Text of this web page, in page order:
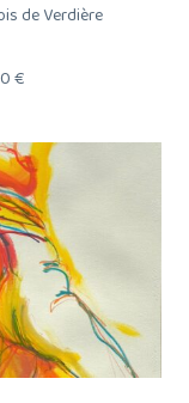
de Verdière
€